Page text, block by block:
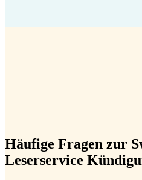
Häufige Fragen zur
Leserservice